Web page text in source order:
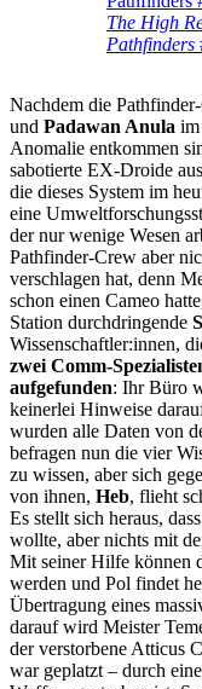
The High
Pathfinders
Nachdem die
und Padawan Anula im
Anomalie entkommen
sabotierte EX-Droide
die dieses System im
eine
der nur wenige Wesen
Pathfinder-Crew aber
verschlagen hat, denn
schon einen Cameo
Station durchdringende
Wissenschaftler:innen,
zwei Comm-
aufgefunden: Ihr Büro
keinerlei Hinweise
wurden alle Daten von
befragen nun die vier
zu wissen, aber sich
von ihnen, Heb, flieht
Es stellt sich heraus,
wollte, aber nichts mit
Mit seiner Hilfe können
werden und Pol findet
Übertragung eines
darauf wird Meister
der verstorbene Atticus
war geplatzt – durch